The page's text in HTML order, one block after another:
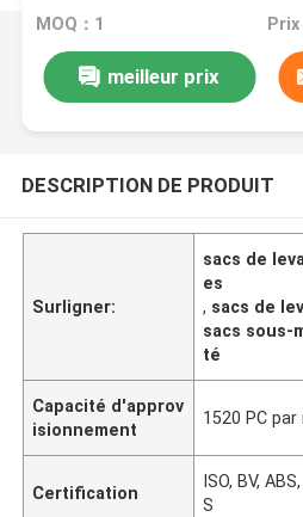
MOQ：1
meilleur prix
DESCRIPTION DE PRODUIT
Surligner:
sacs de
es
, sacs de
sacs sous-
té
Capacité d'approv
isionnement
1520 PC
Certification
ISO, BV,
S